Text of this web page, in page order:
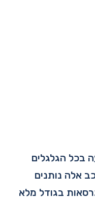
בכל הגלגלים
אלה נותנים
בגודל מלא